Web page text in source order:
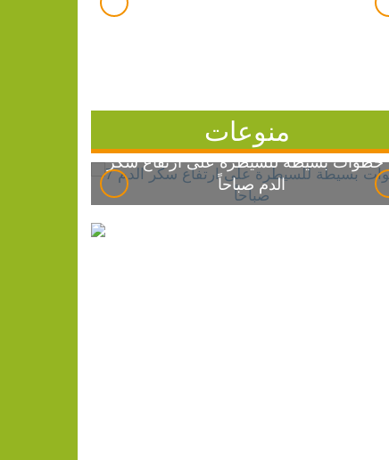
منوعات
7 خطوات بسيطة للسيطرة على ارتفاع سكر
الدم صباحاً